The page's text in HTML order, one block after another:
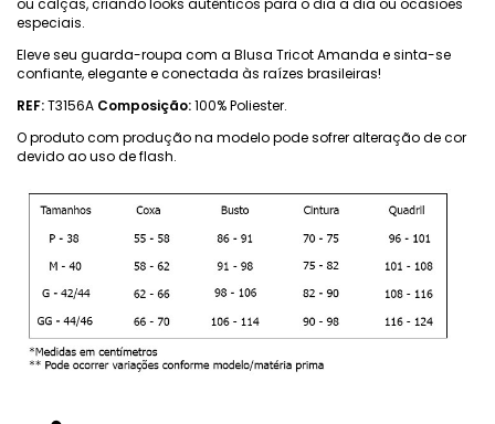
especiais.
Eleve seu guarda-roupa com a Blusa Tricot Amanda e sinta-se
confiante, elegante e conectada às raízes brasileiras!
REF:T3156A Composição:100% Poliester.
O produto com produção na modelo pode sofrer alteração de cor
devido ao uso de flash.